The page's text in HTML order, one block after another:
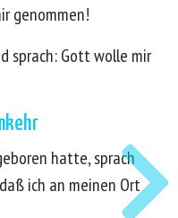
genommen!
sprach: Gott wolle mir
hatte, sprach
ich an meinen Ort